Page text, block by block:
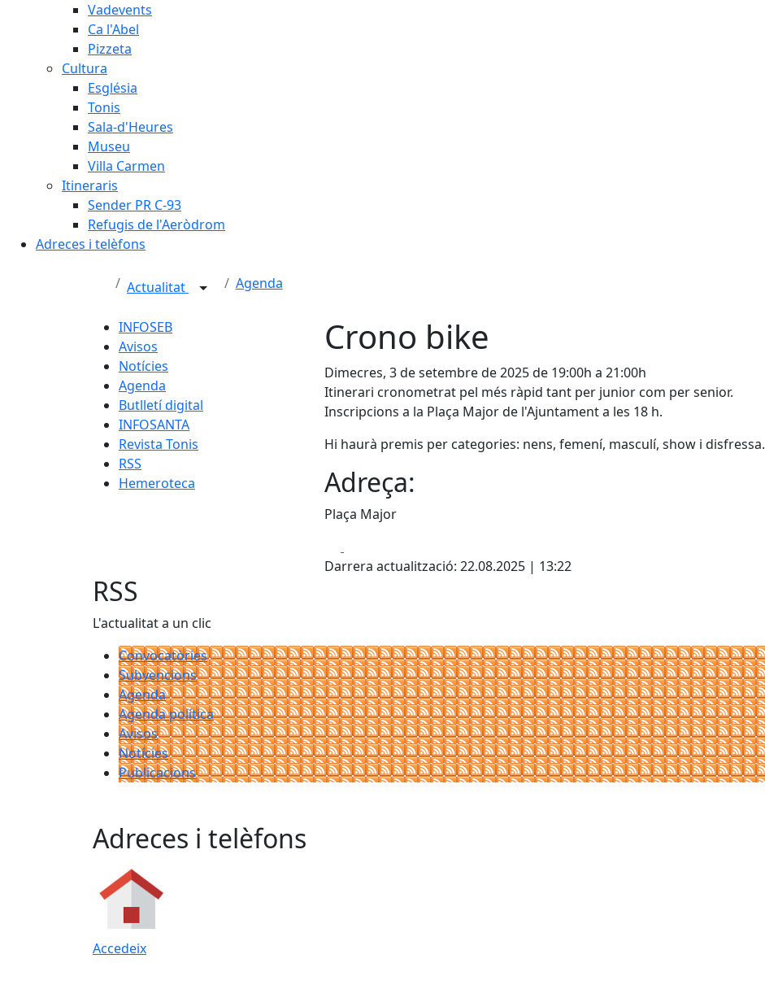
Vadevents
Ca l'Abel
Pizzeta
Cultura
Església
Tonis
Sala-d'Heures
Museu
Villa Carmen
Itineraris
Sender PR C-93
Refugis de l'Aeròdrom
Adreces i telèfons
Actualitat Agenda
INFOSEB
Avisos
Notícies
Agenda
Butlletí digital
INFOSANTA
Revista Tonis
RSS
Hemeroteca
Crono bike
Dimecres, 3 de setembre de 2025 de 19:00h a 21:00h
Itinerari cronometrat pel més ràpid tant per junior com per senior.
Inscripcions a la Plaça Major de l'Ajuntament a les 18 h.
Hi haurà premis per categories: nens, femení, masculí, show i disfressa.
Adreça:
Plaça Major
Darrera actualització: 22.08.2025 | 13:22
RSS
L'actualitat a un clic
Convocatòries
Subvencions
Agenda
Agenda política
Avisos
Notícies
Publicacions
Adreces i telèfons
Accedeix